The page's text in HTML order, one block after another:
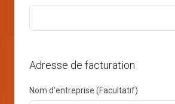
Adresse de facturation
Nom d'entreprise (Facultatif)